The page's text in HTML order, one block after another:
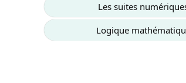
Les suites
Logique